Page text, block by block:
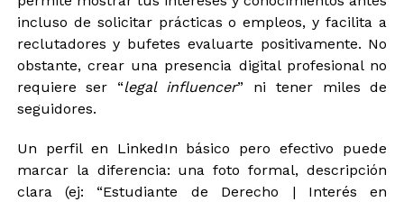
incluso de solicitar prácticas o empleos, y facilita a
reclutadores y bufetes evaluarte positivamente. No
obstante, crear una presencia digital profesional no
requiere ser “legal influencer” ni tener miles de
seguidores.
Un perfil en LinkedIn básico pero efectivo puede
marcar la diferencia: una foto formal, descripción
clara (ej: “Estudiante de Derecho | Interés en